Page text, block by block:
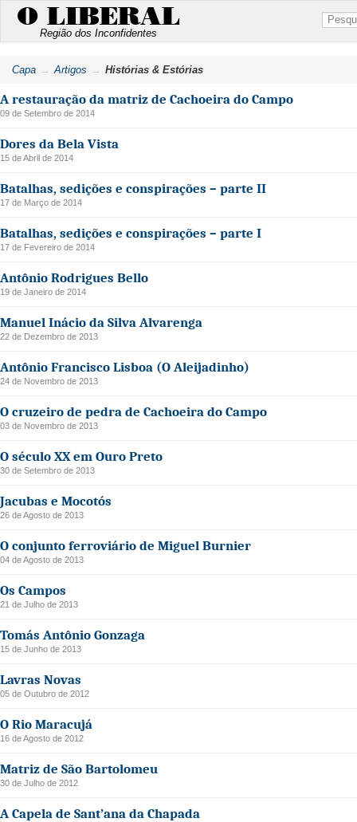
O LIBERAL
Região dos Inconfidentes
Capa Artigos Histórias & Estórias
A restauração da matriz de Cachoeira do Campo
09 de Setembro de 2014
Dores da Bela Vista
15 de Abril de 2014
Batalhas, sedições e conspirações – parte II
17 de Março de 2014
Batalhas, sedições e conspirações – parte I
17 de Fevereiro de 2014
Antônio Rodrigues Bello
19 de Janeiro de 2014
Manuel Inácio da Silva Alvarenga
22 de Dezembro de 2013
Antônio Francisco Lisboa (O Aleijadinho)
24 de Novembro de 2013
O cruzeiro de pedra de Cachoeira do Campo
03 de Novembro de 2013
O século XX em Ouro Preto
30 de Setembro de 2013
Jacubas e Mocotós
26 de Agosto de 2013
O conjunto ferroviário de Miguel Burnier
04 de Agosto de 2013
Os Campos
21 de Julho de 2013
Tomás Antônio Gonzaga
15 de Junho de 2013
Lavras Novas
05 de Outubro de 2012
O Rio Maracujá
16 de Agosto de 2012
Matriz de São Bartolomeu
30 de Julho de 2012
A Capela de Sant’ana da Chapada